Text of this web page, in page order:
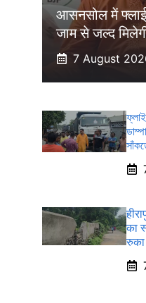
आसनसोल में
जाम से जल्द
7 August
का
रुका